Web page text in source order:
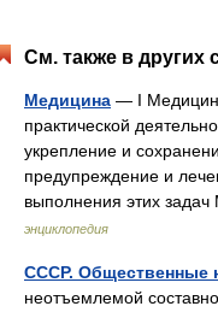
См. также в других
Медицина — I
практической
укрепление и
предупреждение и
выполнения этих
энциклопедия
СССР. Общественные
неотъемлемой